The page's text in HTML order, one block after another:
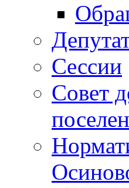
Сессии
Совет